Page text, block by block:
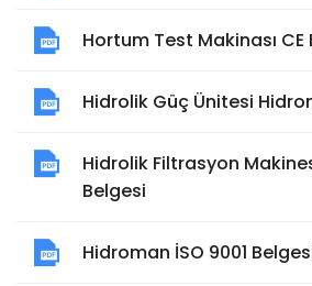
Hortum Test Makinası CE
Hidrolik Güç Ünitesi
Hidrolik Filtrasyon
Belgesi
Hidroman İSO 9001